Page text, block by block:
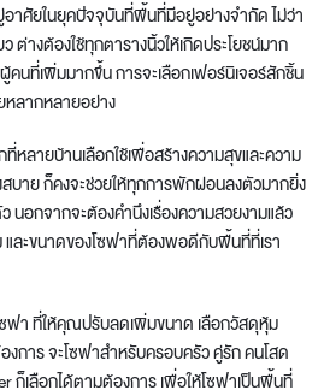
าศัยในยุคปัจจุบันที่พื้นที่มีอยู่อย่างจำกัด ไม่ว่า
ต่างต้องใช้ทุกตารางนิ้วให้เกิดประโยชน์มาก
นที่เพิ่มมากขึ้น การจะเลือกเฟอร์นิเจอร์สักชิ้น
หลากหลายอย่าง
หลายบ้านเลือกใช้เพื่อสร้างความสุขและความ
บาย ก็คงจะช่วยให้ทุกการพักผ่อนลงตัวมากยิ่ง
นอกจากจะต้องคำนึงเรื่องความสวยงามแล้ว
ละขนาดของโซฟาที่ต้องพอดีกับพื้นที่ที่เรา
ฟา ที่ให้คุณปรับลดเพิ่มขนาด เลือกวัสดุหุ้ม
การ จะโซฟาสำหรับครอบครัว คู่รัก คนโสด
ก็เลือกได้ตามต้องการ เพื่อให้โซฟาเป็นพื้นที่